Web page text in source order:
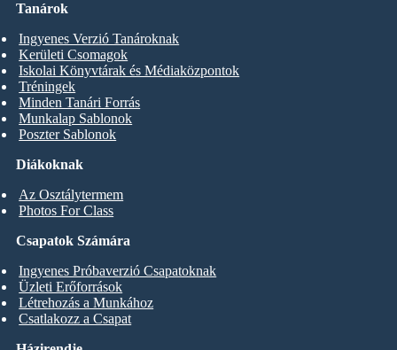
Diákoknak
Az Osztálytermem
Photos For Class
Tanárok
Ingyenes Verzió Tanároknak
Kerületi Csomagok
Iskolai Könyvtárak és Médiaközpontok
Tréningek
Minden Tanári Forrás
Munkalap Sablonok
Poszter Sablonok
Csapatok Számára
Ingyenes Próbaverzió Csapatoknak
Üzleti Erőforrások
Létrehozás a Munkához
Csatlakozz a Csapat